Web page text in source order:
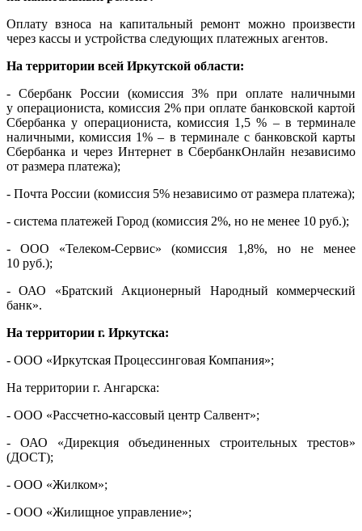
Оплату взноса на капитальный ремонт можно произвести
через кассы и устройства следующих платежных агентов.
На территории всей Иркутской области:
- Сбербанк России (комиссия 3% при оплате наличными
у операциониста, комиссия 2% при оплате банковской картой
Сбербанка у операциониста, комиссия 1,5 % – в терминале
наличными, комиссия 1% – в терминале с банковской карты
Сбербанка и через Интернет в СбербанкОнлайн независимо
от размера платежа);
- Почта России (комиссия 5% независимо от размера платежа);
- система платежей Город (комиссия 2%, но не менее 10 руб.);
- ООО «Телеком-Сервис» (комиссия 1,8%, но не менее
10 руб.);
- ОАО «Братский Акционерный Народный коммерческий
банк».
На территории г. Иркутска:
- ООО «Иркутская Процессинговая Компания»;
На территории г. Ангарска:
- ООО «Рассчетно-кассовый центр Салвент»;
- ОАО «Дирекция объединенных строительных трестов»
(ДОСТ);
- ООО «Жилком»;
- ООО «Жилищное управление»;